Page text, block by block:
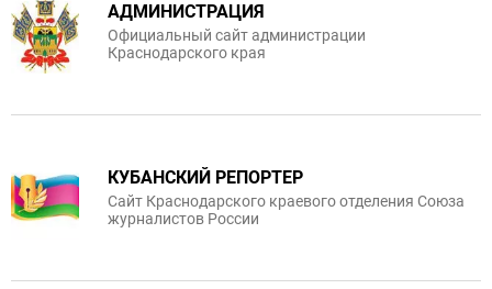
АДМИНИСТРАЦИЯ
Официальный сайт администрации
Краснодарского края
КУБАНСКИЙ РЕПОРТЕР
Сайт Краснодарского краевого отделения Союза
журналистов России